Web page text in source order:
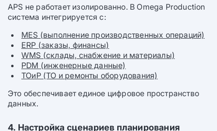
APS не работает изолированно. В Omega Production
система интегрируется с:
MES (выполнение производственных операций)
ERP (заказы, финансы)
WMS (склады, снабжение и материалы)
PDM (инженерные данные)
ТОиР (ТО и ремонты оборудования)
Это обеспечивает единое цифровое пространство
данных.
4. Настройка сценариев планирования